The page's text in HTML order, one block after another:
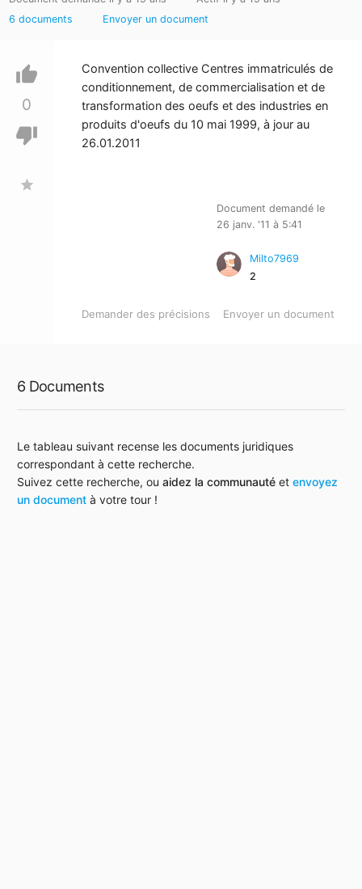
6 documents
Envoyer un document
thumb_up
0
thumb_down
star
Convention collective Centres immatriculés de
conditionnement, de commercialisation et de
transformation des oeufs et des industries en
produits d'oeufs du 10 mai 1999, à jour au
26.01.2011
Document demandé le
26 janv. '11 à 5:41
Milto7969
2
Demander des précisions Envoyer un document
6 Documents
Le tableau suivant recense les documents juridiques
correspondant à cette recherche.
Suivez cette recherche, ou aidez la communauté et envoyez
un document à votre tour !